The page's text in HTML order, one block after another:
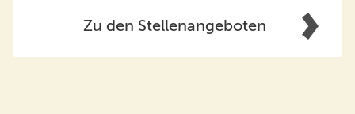
Zu den Stellenangeboten